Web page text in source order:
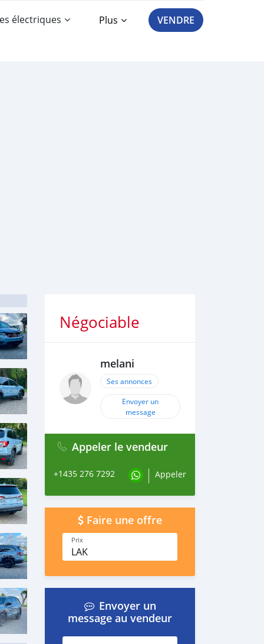
électriques Plus VENDRE
Négociable
melani
Ses annonces
Envoyer un
message
Appeler le vendeur
+1435 276 7292 Appeler
Faire une offre
Prix
LAK
Envoyer un
message au vendeur